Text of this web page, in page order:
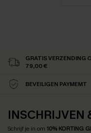
GRATIS VERZENDING
79,00 €
BEVEILIGEN PAYMEMT
INSCHRIJVEN
Schrijf je in om 10% KORTING